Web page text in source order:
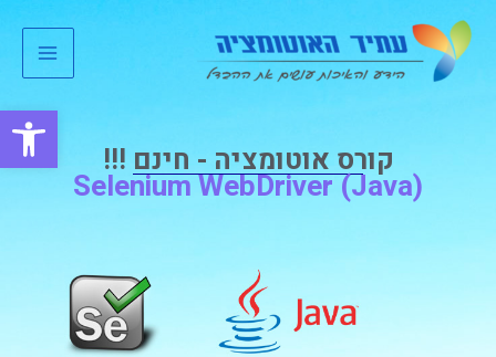
פתח
דילוג
לתוכן
Main
קורס אוטומציה - חינם !!!
Selenium WebDriver (Java)